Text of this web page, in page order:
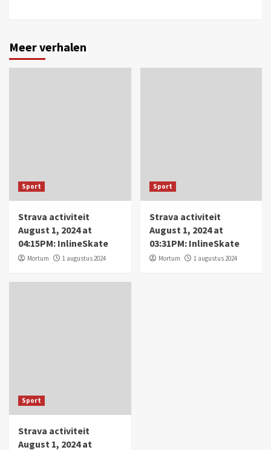
Meer verhalen
Sport
Strava activiteit
August 1, 2024 at
04:15PM: InlineSkate
Mortum 1 augustus 2024
Sport
Strava activiteit
August 1, 2024 at
03:31PM: InlineSkate
Mortum 1 augustus 2024
Sport
Strava activiteit
August 1, 2024 at